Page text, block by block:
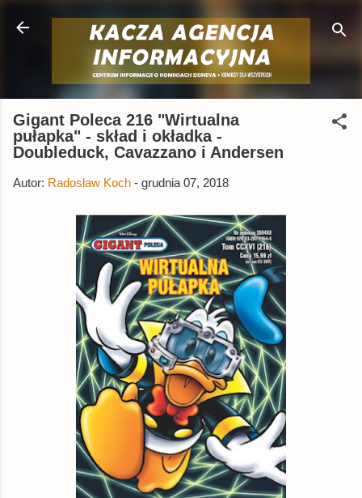
Przejdź do głównej zawartości
Gigant Poleca 216 "Wirtualna
pułapka" - skład i okładka -
Doubleduck, Cavazzano i Andersen
Autor: Radosław Koch - grudnia 07, 2018